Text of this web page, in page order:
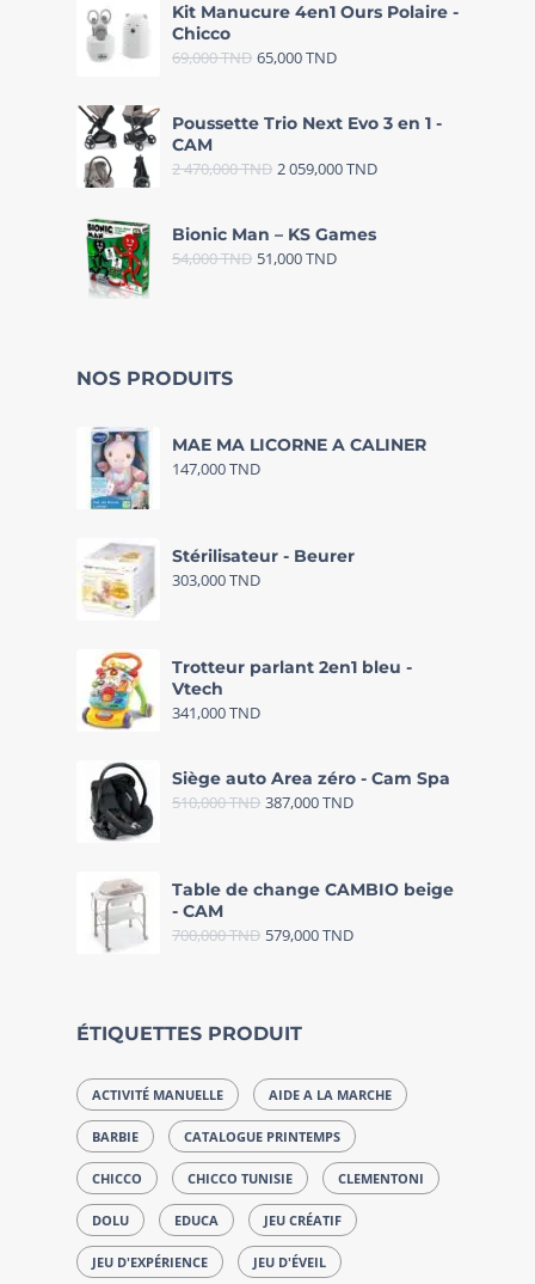
Kit Manucure 4en1 Ours Polaire -
Chicco
69,000TND 65,000TND
Poussette Trio Next Evo 3 en 1 -
CAM
2 470,000TND 2 059,000TND
Bionic Man – KS Games
54,000TND 51,000TND
NOS PRODUITS
MAE MA LICORNE A CALINER
147,000TND
Stérilisateur - Beurer
303,000TND
Trotteur parlant 2en1 bleu -
Vtech
341,000TND
Siège auto Area zéro - Cam Spa
510,000TND 387,000TND
Table de change CAMBIO beige
- CAM
700,000TND 579,000TND
ÉTIQUETTES PRODUIT
ACTIVITÉ MANUELLE AIDE A LA MARCHE
BARBIE CATALOGUE PRINTEMPS
CHICCO CHICCO TUNISIE CLEMENTONI
DOLU EDUCA JEU CRÉATIF
JEU D'EXPÉRIENCE JEU D'ÉVEIL